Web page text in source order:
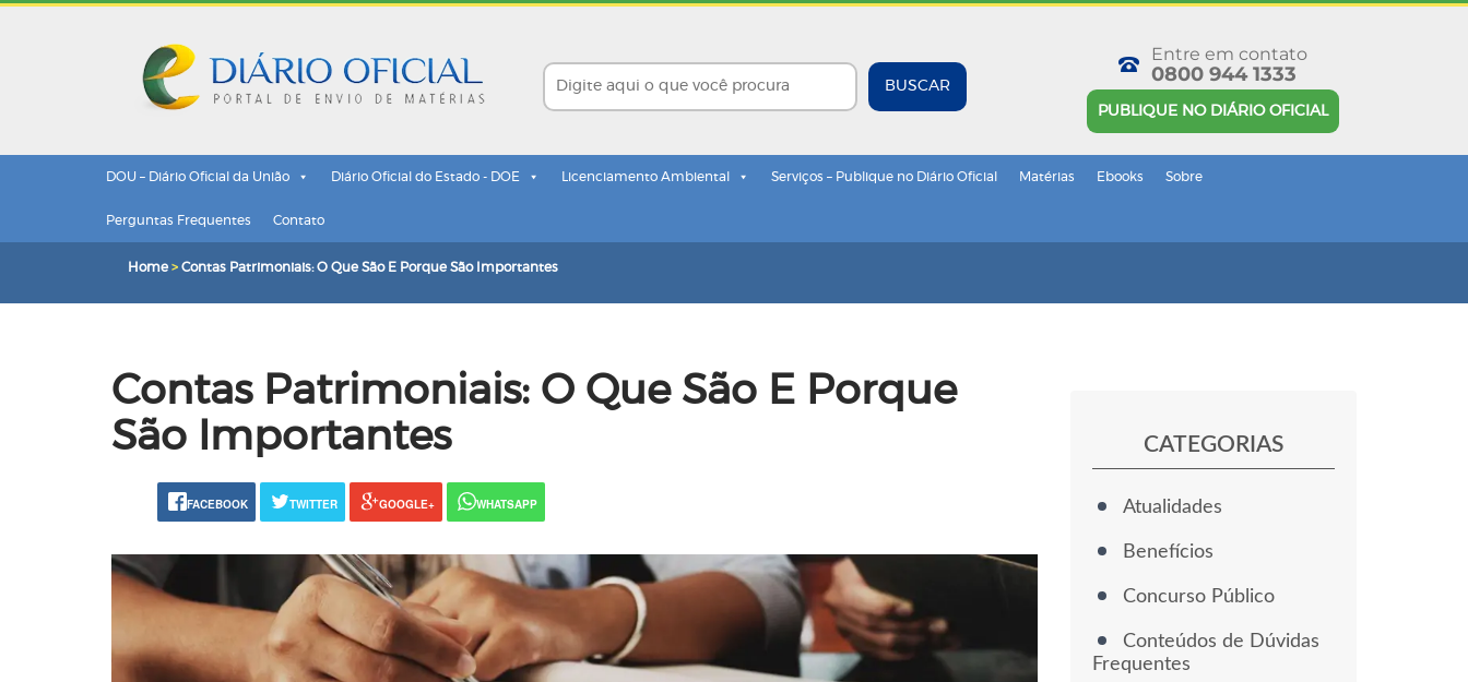
BUSCAR
Entre em contato
0800 944 1333
PUBLIQUE NO DIÁRIO OFICIAL
DOU – Diário Oficial da União Diário Oficial do Estado - DOE Licenciamento Ambiental Serviços – Publique no Diário Oficial Matérias Ebooks Sobre
Perguntas Frequentes Contato
Home > Contas Patrimoniais: O Que São E Porque São Importantes
Contas Patrimoniais: O Que São E Porque
São Importantes
FACEBOOK TWITTER GOOGLE+ WHATSAPP
CATEGORIAS
Atualidades
Benefícios
Concurso Público
Conteúdos de Dúvidas
Frequentes